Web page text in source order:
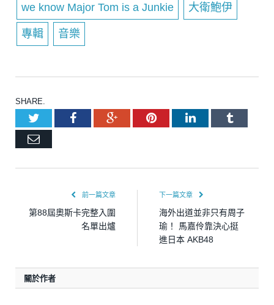
we know Major Tom is a Junkie 大衛鮑伊
專輯 音樂
SHARE.
TwitterFacebookGoogle+PinterestLinkedInTumblr
Email
前一篇文章
第88屆奧斯卡完整入圍
名單出爐
下一篇文章
海外出道並非只有周子
瑜！ 馬嘉伶靠決心挺
進日本 AKB48
關於作者